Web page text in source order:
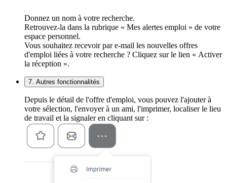
Donnez un nom à votre recherche.
Retrouvez-la dans la rubrique « Mes alertes emploi » de votre
espace personnel.
Vous souhaitez recevoir par e-mail les nouvelles offres
d'emploi liées à votre recherche ? Cliquez sur le lien « Activer
la réception ».
7. Autres fonctionnalités
Depuis le détail de l'offre d'emploi, vous pouvez l'ajouter à
votre sélection, l'envoyer à un ami, l'imprimer, localiser le lieu
de travail et la signaler en cliquant sur :